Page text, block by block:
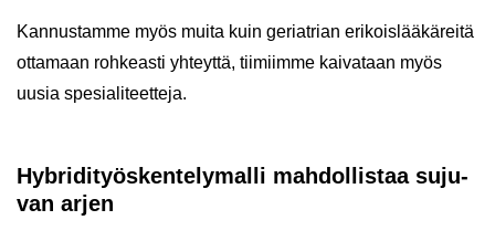
Kan­nus­tam­me myös muita kuin ge­riat­rian eri­kois­lää­kä­rei­tä
ot­ta­maan roh­keas­ti yh­teyt­tä, tii­miim­me kai­va­taan myös
uusia spe­sia­li­teet­te­ja.
Hy­bri­di­työs­ken­te­ly­mal­li mah­dol­lis­taa su­ju­
van arjen